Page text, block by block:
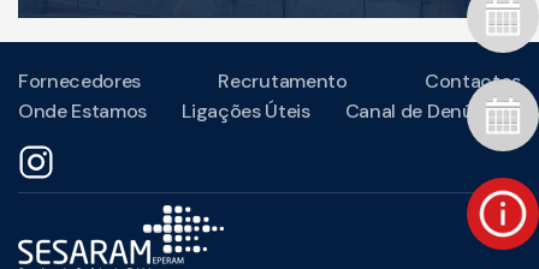
Fornecedores Recrutamento
Contactos
Onde Estamos
Ligações Úteis Canal de Denúncias